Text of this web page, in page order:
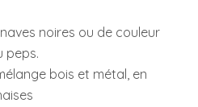
noires ou de couleur
peps.
bois et métal, en